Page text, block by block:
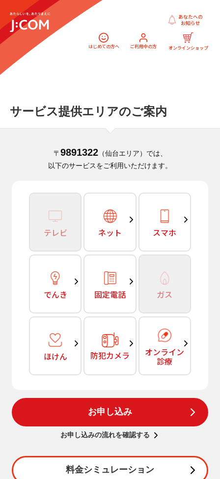
はじめての方へ ご利用中の方 オンラインショップ
あなたへの
お知らせ
サービス提供エリアのご案内
〒 9891322（仙台エリア）では、
以下のサービスをご利用いただけます。
テレビ ネット スマホ
でんき 固定電話 ガス
ほけん 防犯カメラ オンライン
診療
お申し込み
お申し込みの流れを確認する
料金シミュレーション